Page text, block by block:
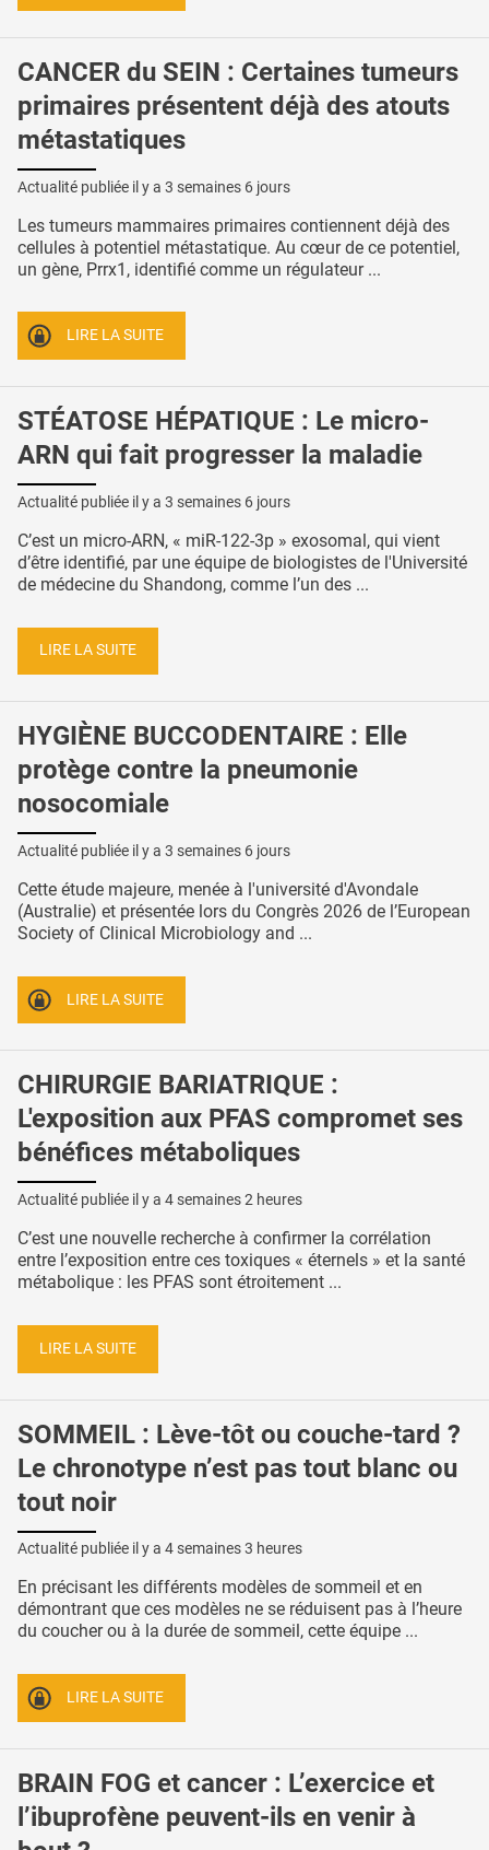
CANCER du SEIN : Certaines tumeurs
primaires présentent déjà des atouts
métastatiques
Actualité publiée il y a 3 semaines 6 jours
Les tumeurs mammaires primaires contiennent déjà des
cellules à potentiel métastatique. Au cœur de ce potentiel,
un gène, Prrx1, identifié comme un régulateur ...
LIRE LA SUITE
STÉATOSE HÉPATIQUE : Le micro-
ARN qui fait progresser la maladie
Actualité publiée il y a 3 semaines 6 jours
C’est un micro-ARN, « miR-122-3p » exosomal, qui vient
d’être identifié, par une équipe de biologistes de l'Université
de médecine du Shandong, comme l’un des ...
LIRE LA SUITE
HYGIÈNE BUCCODENTAIRE : Elle
protège contre la pneumonie
nosocomiale
Actualité publiée il y a 3 semaines 6 jours
Cette étude majeure, menée à l'université d'Avondale
(Australie) et présentée lors du Congrès 2026 de l’European
Society of Clinical Microbiology and ...
LIRE LA SUITE
CHIRURGIE BARIATRIQUE :
L'exposition aux PFAS compromet ses
bénéfices métaboliques
Actualité publiée il y a 4 semaines 2 heures
C’est une nouvelle recherche à confirmer la corrélation
entre l’exposition entre ces toxiques « éternels » et la santé
métabolique : les PFAS sont étroitement ...
LIRE LA SUITE
SOMMEIL : Lève-tôt ou couche-tard ?
Le chronotype n’est pas tout blanc ou
tout noir
Actualité publiée il y a 4 semaines 3 heures
En précisant les différents modèles de sommeil et en
démontrant que ces modèles ne se réduisent pas à l’heure
du coucher ou à la durée de sommeil, cette équipe ...
LIRE LA SUITE
BRAIN FOG et cancer : L’exercice et
l’ibuprofène peuvent-ils en venir à